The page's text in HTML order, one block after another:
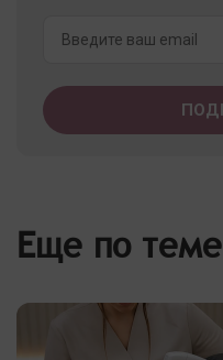
Еще по теме